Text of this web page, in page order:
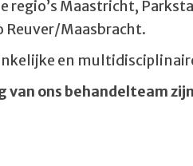
regio’s Maastricht,
Reuver/Maasbracht.
en
van ons behandelteam